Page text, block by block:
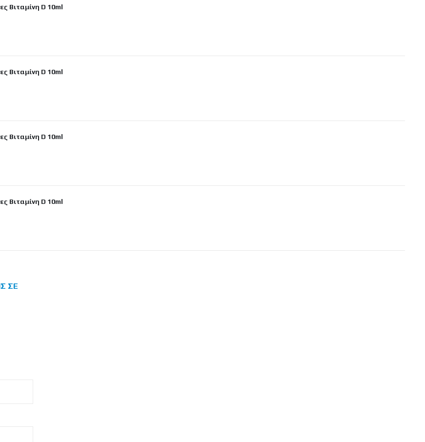
Βιταμίνη D 10ml
Βιταμίνη D 10ml
Βιταμίνη D 10ml
Βιταμίνη D 10ml
ΣΕ